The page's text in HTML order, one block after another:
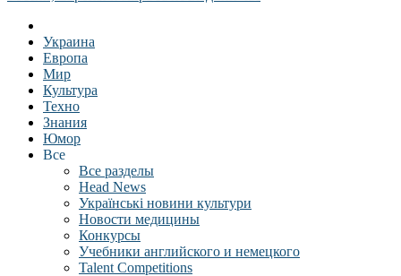
Украина
Европа
Мир
Культура
Техно
Знания
Юмор
Все
Все разделы
Head News
Українські новини культури
Новости медицины
Конкурсы
Учебники английского и немецкого
Talent Competitions